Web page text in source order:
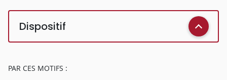
Dispositif
PAR CES MOTIFS :